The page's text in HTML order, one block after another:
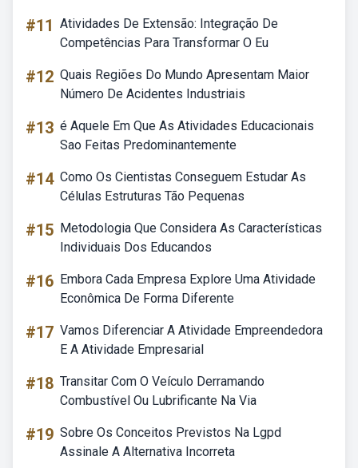
#11 Atividades De Extensão: Integração De
Competências Para Transformar O Eu
#12 Quais Regiões Do Mundo Apresentam Maior
Número De Acidentes Industriais
#13 é Aquele Em Que As Atividades Educacionais
Sao Feitas Predominantemente
#14 Como Os Cientistas Conseguem Estudar As
Células Estruturas Tão Pequenas
#15 Metodologia Que Considera As Características
Individuais Dos Educandos
#16 Embora Cada Empresa Explore Uma Atividade
Econômica De Forma Diferente
#17 Vamos Diferenciar A Atividade Empreendedora
E A Atividade Empresarial
#18 Transitar Com O Veículo Derramando
Combustível Ou Lubrificante Na Via
#19 Sobre Os Conceitos Previstos Na Lgpd
Assinale A Alternativa Incorreta